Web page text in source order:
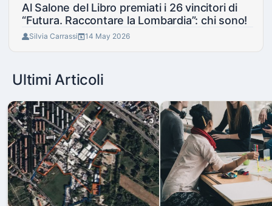
Al Salone del Libro premiati i 26 vincitori di
“Futura. Raccontare la Lombardia”: chi sono!
Silvia Carrassi 14 May 2026
Ultimi Articoli